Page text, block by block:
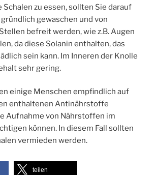
zu essen, sollten Sie darauf
gewaschen und von
befreit werden, wie z.B. Augen
da diese Solanin enthalten, das
sein kann. Im Inneren der Knolle
sehr gering.
einige Menschen empfindlich auf
enthaltenen Antinährstoffe
Aufnahme von Nährstoffen im
können. In diesem Fall sollten
vermieden werden.
teilen